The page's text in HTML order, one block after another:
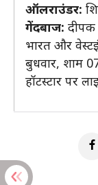
ऑलराउंडर:
गेंदबाज: दीपक
भारत और
बुधवार, शाम
हॉटस्टार पर